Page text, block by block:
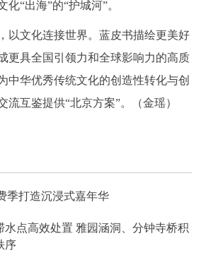
“出海”的“护城河”。
文化连接世界。蓝皮书描绘更美好
具全国引领力和全球影响力的高质
中华优秀传统文化的创造性转化与创
流互鉴提供“北京方案”。
（金瑶）
季打造沉浸式嘉年华
水点高效处置 雅园涵洞、分钟寺桥积
序